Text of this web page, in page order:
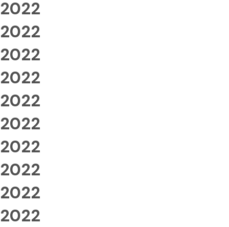
2022
2022
2022
2022
2022
2022
2022
2022
2022
2022